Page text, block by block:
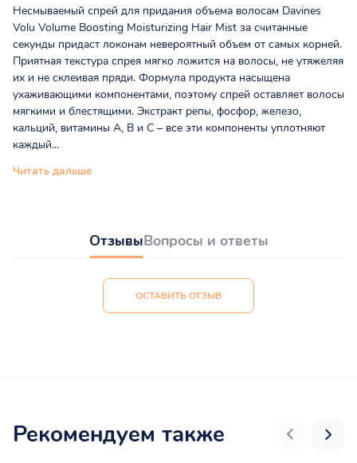
Несмываемый спрей для придания объема волосам Davines
Volu Volume Boosting Moisturizing Hair Mist за считанные
секунды придаст локонам невероятный объем от самых корней.
Приятная текстура спрея мягко ложится на волосы, не утяжеляя
их и не склеивая пряди. Формула продукта насыщена
ухаживающими компонентами, поэтому спрей оставляет волосы
мягкими и блестящими. Экстракт репы, фосфор, железо,
кальций, витамины А, В и С – все эти компоненты уплотняют
каждый...
Читать дальше
ОтзывыВопросы и ответы
ОСТАВИТЬ ОТЗЫВ
Рекомендуем также